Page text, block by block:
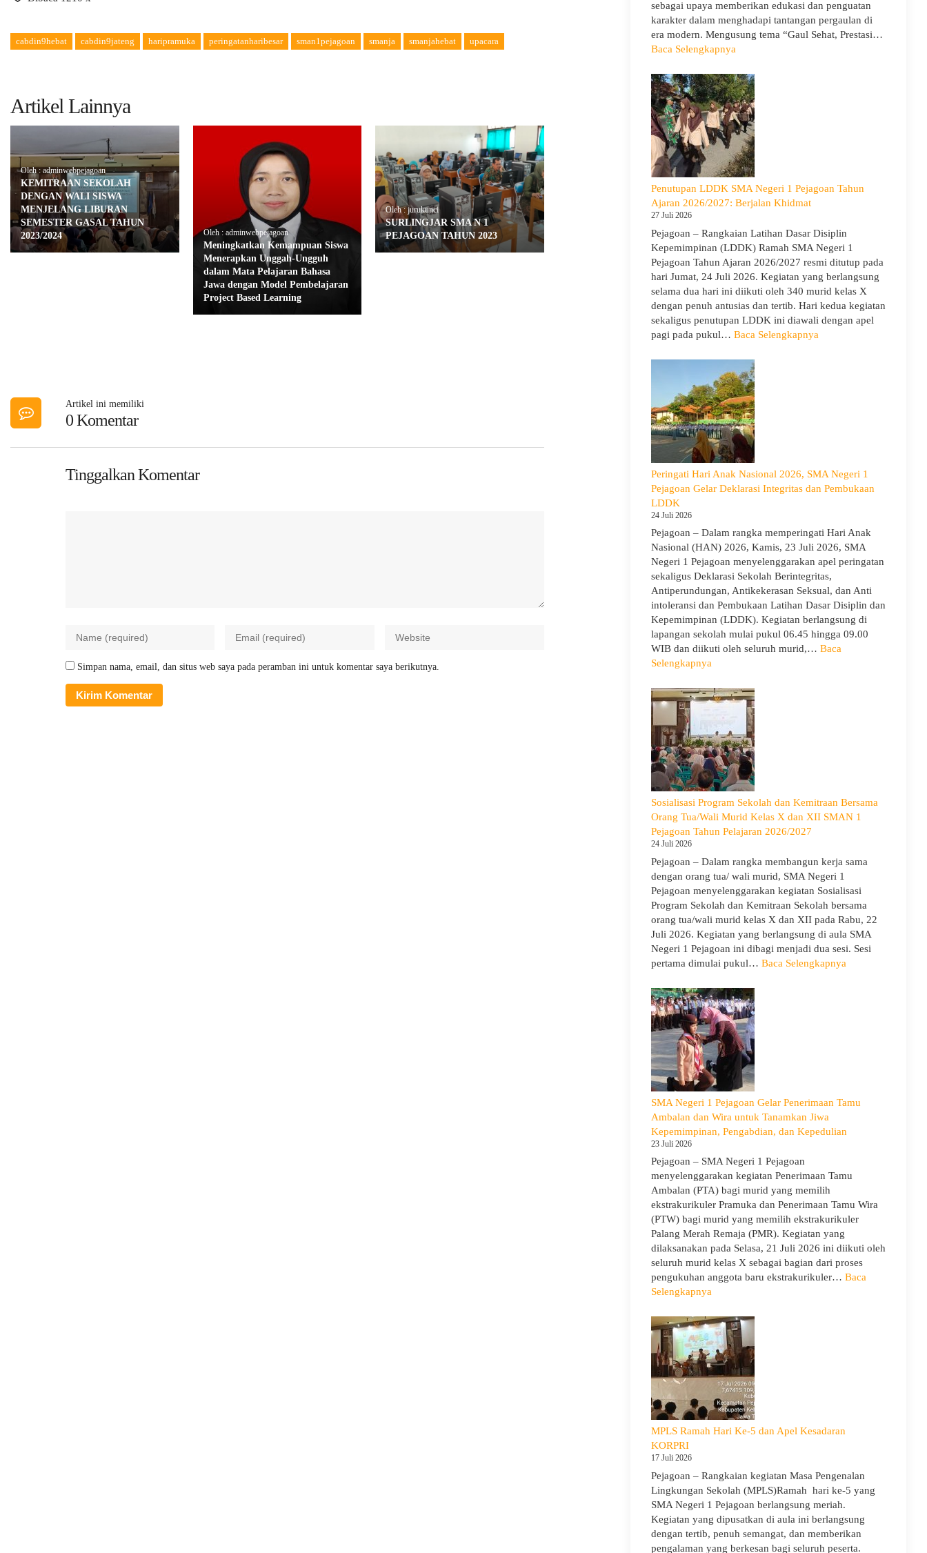
cabdin9hebat cabdin9jateng haripramuka peringatanharibesar sman1pejagoan smanja smanjahebat upacara
Artikel Lainnya
Oleh : adminwebpejagoan
KEMITRAAN SEKOLAH
DENGAN WALI SISWA
MENJELANG LIBURAN
SEMESTER GASAL TAHUN
2023/2024
Oleh : adminwebpejagoan
Meningkatkan Kemampuan Siswa
Menerapkan Unggah-Ungguh
dalam Mata Pelajaran Bahasa
Jawa dengan Model Pembelajaran
Project Based Learning
Oleh : jurukunci
SURLINGJAR SMA N 1
PEJAGOAN TAHUN 2023
Artikel ini memiliki
0 Komentar
Tinggalkan Komentar
Simpan nama, email, dan situs web saya pada peramban ini untuk komentar saya berikutnya.
sebagai upaya memberikan edukasi dan penguatan
karakter dalam menghadapi tantangan pergaulan di
era modern. Mengusung tema “Gaul Sehat, Prestasi…
Baca Selengkapnya
Goes
to
School
Hadir
di
SMA
Negeri
1
Pejagoan,
Bekali
Bijak
Memilih
Pergaulan
Demi
Masa
Depan
Cerah
Penutupan LDDK SMA Negeri 1 Pejagoan Tahun
Ajaran 2026/2027: Berjalan Khidmat
27 Juli 2026
Pejagoan – Rangkaian Latihan Dasar Disiplin
Kepemimpinan (LDDK) Ramah SMA Negeri 1
Pejagoan Tahun Ajaran 2026/2027 resmi ditutup pada
hari Jumat, 24 Juli 2026. Kegiatan yang berlangsung
selama dua hari ini diikuti oleh 340 murid kelas X
dengan penuh antusias dan tertib. Hari kedua kegiatan
sekaligus penutupan LDDK ini diawali dengan apel
pagi pada pukul… Baca Selengkapnya
Berjalan
Khidmat
Peringati Hari Anak Nasional 2026, SMA Negeri 1
Pejagoan Gelar Deklarasi Integritas dan Pembukaan
LDDK
24 Juli 2026
Pejagoan – Dalam rangka memperingati Hari Anak
Nasional (HAN) 2026, Kamis, 23 Juli 2026, SMA
Negeri 1 Pejagoan menyelenggarakan apel peringatan
sekaligus Deklarasi Sekolah Berintegritas,
Antiperundungan, Antikekerasan Seksual, dan Anti
intoleransi dan Pembukaan Latihan Dasar Disiplin dan
Kepemimpinan (LDDK). Kegiatan berlangsung di
lapangan sekolah mulai pukul 06.45 hingga 09.00
WIB dan diikuti oleh seluruh murid,… Baca
Selengkapnya
Hari
Anak
Nasional
2026,
SMA
Negeri
1
Pejagoan
Gelar
Deklarasi
Integritas
Pembukaan
LDDK
Sosialisasi Program Sekolah dan Kemitraan Bersama
Orang Tua/Wali Murid Kelas X dan XII SMAN 1
Pejagoan Tahun Pelajaran 2026/2027
24 Juli 2026
Pejagoan – Dalam rangka membangun kerja sama
dengan orang tua/ wali murid, SMA Negeri 1
Pejagoan menyelenggarakan kegiatan Sosialisasi
Program Sekolah dan Kemitraan Sekolah bersama
orang tua/wali murid kelas X dan XII pada Rabu, 22
Juli 2026. Kegiatan yang berlangsung di aula SMA
Negeri 1 Pejagoan ini dibagi menjadi dua sesi. Sesi
pertama dimulai pukul… Baca Selengkapnya
Kelas
dan
1
Tahun
Pelajaran
SMA Negeri 1 Pejagoan Gelar Penerimaan Tamu
Ambalan dan Wira untuk Tanamkan Jiwa
Kepemimpinan, Pengabdian, dan Kepedulian
23 Juli 2026
Pejagoan – SMA Negeri 1 Pejagoan
menyelenggarakan kegiatan Penerimaan Tamu
Ambalan (PTA) bagi murid yang memilih
ekstrakurikuler Pramuka dan Penerimaan Tamu Wira
(PTW) bagi murid yang memilih ekstrakurikuler
Palang Merah Remaja (PMR). Kegiatan yang
dilaksanakan pada Selasa, 21 Juli 2026 ini diikuti oleh
seluruh murid kelas X sebagai bagian dari proses
pengukuhan anggota baru ekstrakurikuler… Baca
Selengkapnya
Negeri
1
Pejagoan
Gelar
Penerimaan
Tamu
Ambalan
dan
Wira
Jiwa
Kepemimpinan,
Pengabdian,
dan
Kepedulian
MPLS Ramah Hari Ke-5 dan Apel Kesadaran
KORPRI
17 Juli 2026
Pejagoan – Rangkaian kegiatan Masa Pengenalan
Lingkungan Sekolah (MPLS)Ramah hari ke-5 yang
SMA Negeri 1 Pejagoan berlangsung meriah.
Kegiatan yang dipusatkan di aula ini berlangsung
dengan tertib, penuh semangat, dan memberikan
pengalaman yang berkesan bagi seluruh peserta.